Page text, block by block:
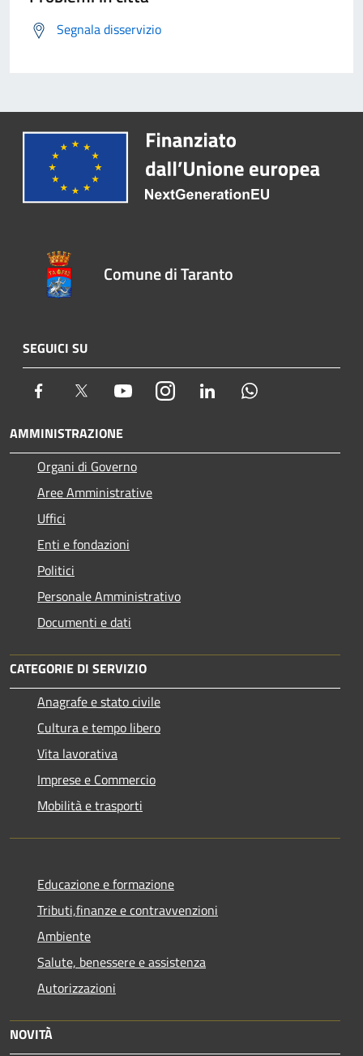
Segnala disservizio
Comune di Taranto
SEGUICI SU
Facebook Twitter YoutubeInstagram LinkedIn
AMMINISTRAZIONE
Organi di Governo
Aree Amministrative
Uffici
Enti e fondazioni
Politici
Personale Amministrativo
Documenti e dati
CATEGORIE DI SERVIZIO
Anagrafe e stato civile
Cultura e tempo libero
Vita lavorativa
Imprese e Commercio
Mobilità e trasporti
Educazione e formazione
Tributi,finanze e contravvenzioni
Ambiente
Salute, benessere e assistenza
Autorizzazioni
NOVITÀ